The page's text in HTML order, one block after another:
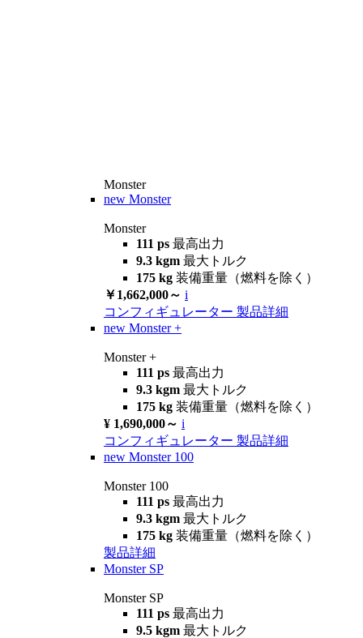
Monster
new Monster
Monster
111 ps 最高出力
9.3 kgm 最大トルク
175 kg 装備重量（燃料を除く）
￥1,662,000～ i
コンフィギュレーター 製品詳細
new Monster +
Monster +
111 ps 最高出力
9.3 kgm 最大トルク
175 kg 装備重量（燃料を除く）
¥ 1,690,000～ i
コンフィギュレーター 製品詳細
new Monster 100
Monster 100
111 ps 最高出力
9.3 kgm 最大トルク
175 kg 装備重量（燃料を除く）
製品詳細
Monster SP
Monster SP
111 ps 最高出力
9.5 kgm 最大トルク